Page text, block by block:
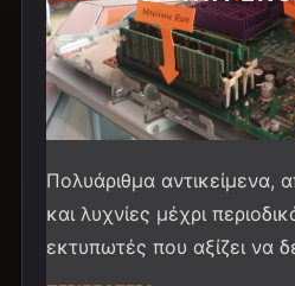
Πολυάριθμα αντικείμενα,
και λυχνίες μέχρι
εκτυπωτές που αξίζει να